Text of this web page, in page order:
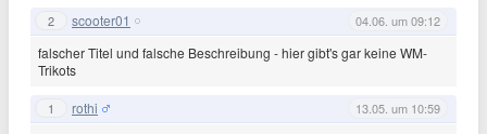
2 scooter01 04.06. um 09:12
falscher Titel und falsche Beschreibung - hier gibt's gar keine WM-
Trikots
1 rothi 13.05. um 10:59